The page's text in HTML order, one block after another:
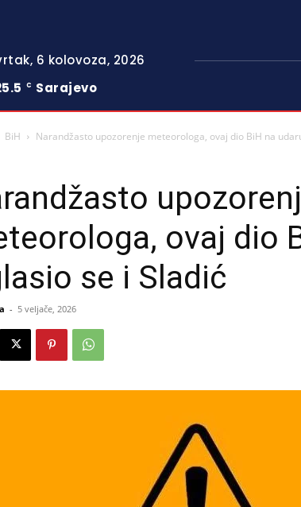
6 kolovoza, 2026
C Sarajevo
BiH Narandžasto upozorenje meteorologa, ovaj dio BiH na
ovaj dio
se i Sladić
- 5 veljače, 2026